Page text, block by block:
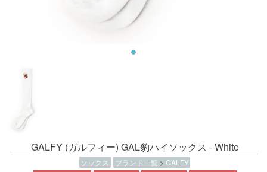
GALFY (ガルフィー) GAL豹ハイソックス - White
ソックス ブランド一覧 > GALFY